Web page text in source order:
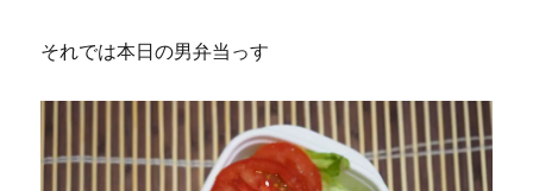
それでは本日の男弁当っす